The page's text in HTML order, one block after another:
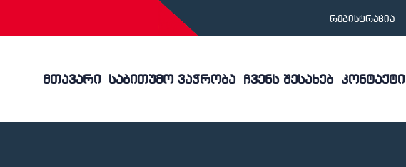
რეგისტრაცია
მთავარი საბითუმო ვაჭრობა ჩვენს შესახებ კონტაქტი